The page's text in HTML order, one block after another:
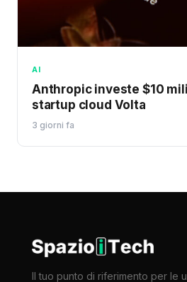
AI
Anthropic investe $10
startup cloud Volta
3 giorni fa
Il tuo punto di riferimento per le